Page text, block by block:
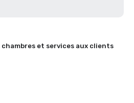
et services aux clients